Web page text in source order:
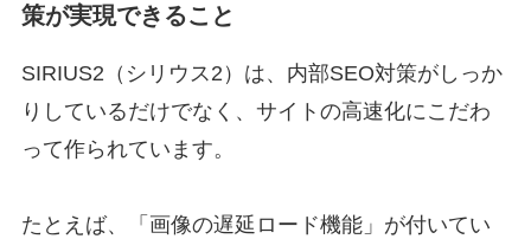
策が実現できること
SIRIUS2（シリウス2）は、内部SEO対策がしっか
りしているだけでなく、サイトの高速化にこだわ
って作られています。
たとえば、「画像の遅延ロード機能」が付いてい